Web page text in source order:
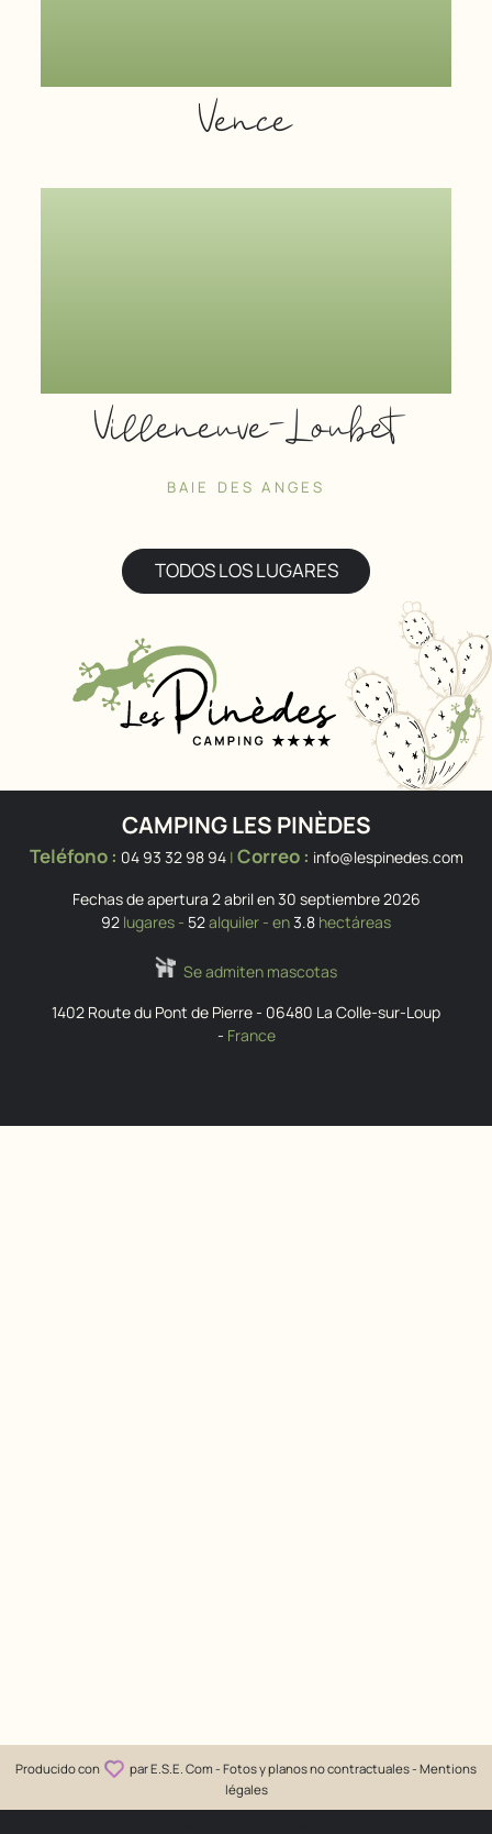
Vence
Villeneuve-Loubet
BAIE DES ANGES
TODOS LOS LUGARES
CAMPING LES PINÈDES
Teléfono : 04 93 32 98 94| Correo : info@lespinedes.com
Fechas de apertura 2 abril en 30 septiembre 2026
92 lugares - 52alquiler - en3.8 hectáreas
Se admiten mascotas
1402 Route du Pont de Pierre- 06480 La Colle-sur-Loup
- France
Producido con parE.S.E. Com - Fotos y planos no contractuales - Mentions
légales